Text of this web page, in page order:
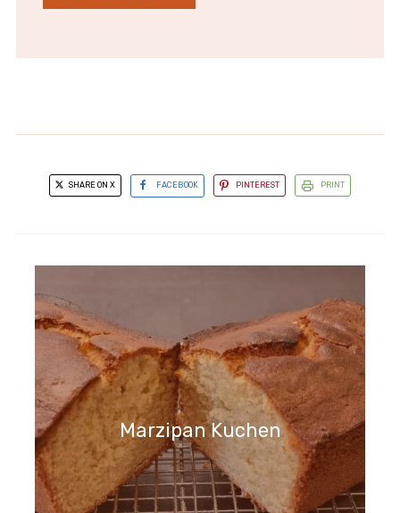
SHARE ON X FACEBOOK PINTEREST PRINT
Marzipan Kuchen